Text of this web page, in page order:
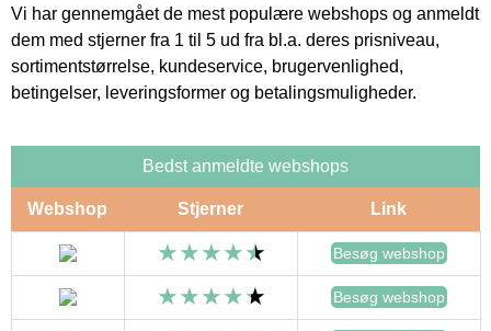
Vi har gennemgået de mest populære webshops og anmeldt
dem med stjerner fra 1 til 5 ud fra bl.a. deres prisniveau,
sortimentstørrelse, kundeservice, brugervenlighed,
betingelser, leveringsformer og betalingsmuligheder.
Bedst anmeldte webshops
Webshop Stjerner Link
Besøg webshop
Besøg webshop